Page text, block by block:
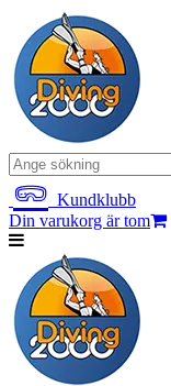
Kundklubb
Din varukorg är tom